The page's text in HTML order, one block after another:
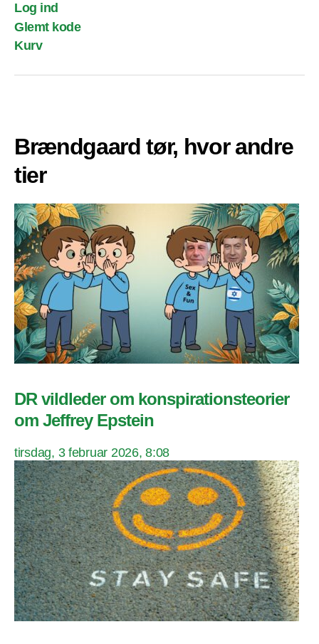
Log ind
Glemt kode
Kurv
Brændgaard tør, hvor andre
tier
DR vildleder om konspirationsteorier
om Jeffrey Epstein
tirsdag, 3 februar 2026, 8:08